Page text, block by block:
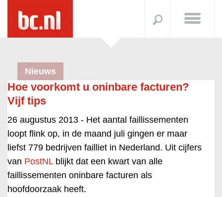
Nieuws
Hoe voorkomt u oninbare facturen?
Vijf tips
26 augustus 2013 - Het aantal faillissementen
loopt flink op, in de maand juli gingen er maar
liefst 779 bedrijven failliet in Nederland. Uit cijfers
van PostNLblijkt dat een kwart van alle
faillissementen oninbare facturen als
hoofdoorzaak heeft.